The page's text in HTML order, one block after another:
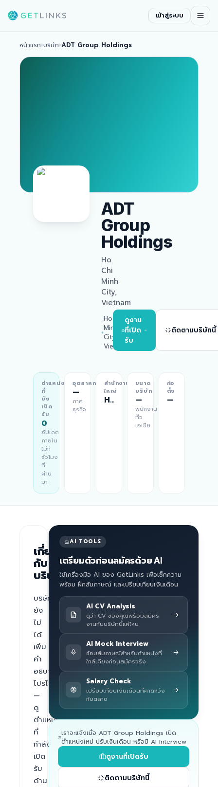
เข้าสู่ระบบ
หน้าแรก›บริษัท›ADT Group Holdings
ADT
Group
Holdings
Ho
Chi
Minh
City,
Vietnam
Ho Chi
Minh
City,
Vietnam
ดูงาน
ที่เปิด
รับ
ติดตามบริษัทนี้
ตำแหน่ง
ที่
ยัง
เปิด
รับ
0
อัปเดต
ภายใน
ไม่กี่
ชั่วโมง
ที่
ผ่าน
มา
อุตสาหกรรม
—
ภาค
ธุรกิจ
สำนักงาน
ใหญ่
Ho Chi Minh City, Vietnam
ขนาด
บริษัท
—
พนักงาน
ทั่ว
เอเชีย
ก่อ
ตั้ง
—
เกี่ยว
กับ
บริษัท
บริษัท
ยัง
ไม่
ได้
เพิ่ม
คำ
อธิบาย
โปรไฟล์
—
ดู
ตำแหน่ง
ที่
กำลัง
เปิด
รับ
ด้าน
AI TOOLS
เตรียมตัวก่อนสมัครด้วย AI
ใช้เครื่องมือ AI ของ GetLinks เพื่อเช็กความ
พร้อม ฝึกสัมภาษณ์ และเปรียบเทียบเงินเดือน
AI CV Analysis
ดูว่า CV ของคุณพร้อมสมัคร
งานกับบริษัทนี้แค่ไหน
AI Mock Interview
ซ้อมสัมภาษณ์สำหรับตำแหน่งที่
ใกล้เคียงก่อนสมัครจริง
Salary Check
เปรียบเทียบเงินเดือนที่คาดหวัง
กับตลาด
เราจะแจ้งเมื่อ ADT Group Holdings เปิด
ตำแหน่งใหม่ ปรับเงินเดือน หรือมี AI Interview
ดูงานที่เปิดรับ
ติดตามบริษัทนี้